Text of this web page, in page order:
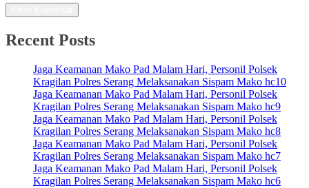
Recent Posts
Jaga Keamanan Mako Pad Malam Hari, Personil Polsek
Kragilan Polres Serang Melaksanakan Sispam Mako hc10
Jaga Keamanan Mako Pad Malam Hari, Personil Polsek
Kragilan Polres Serang Melaksanakan Sispam Mako hc9
Jaga Keamanan Mako Pad Malam Hari, Personil Polsek
Kragilan Polres Serang Melaksanakan Sispam Mako hc8
Jaga Keamanan Mako Pad Malam Hari, Personil Polsek
Kragilan Polres Serang Melaksanakan Sispam Mako hc7
Jaga Keamanan Mako Pad Malam Hari, Personil Polsek
Kragilan Polres Serang Melaksanakan Sispam Mako hc6